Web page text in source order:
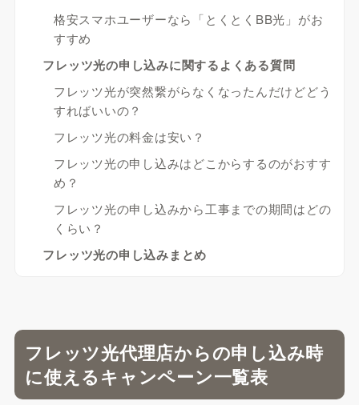
格安スマホユーザーなら「とくとくBB光」がお
すすめ
フレッツ光の申し込みに関するよくある質問
フレッツ光が突然繋がらなくなったんだけどどう
すればいいの？
フレッツ光の料金は安い？
フレッツ光の申し込みはどこからするのがおすす
め？
フレッツ光の申し込みから工事までの期間はどの
くらい？
フレッツ光の申し込みまとめ
フレッツ光代理店からの申し込み時
に使えるキャンペーン一覧表